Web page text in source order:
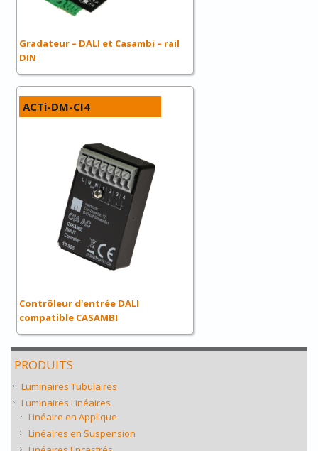
Gradateur – DALI et Casambi – rail
DIN
ACTi-DM-CI4
Contrôleur d'entrée DALI
compatible CASAMBI
PRODUITS
Luminaires Tubulaires
Luminaires Linéaires
Linéaire en Applique
Linéaires en Suspension